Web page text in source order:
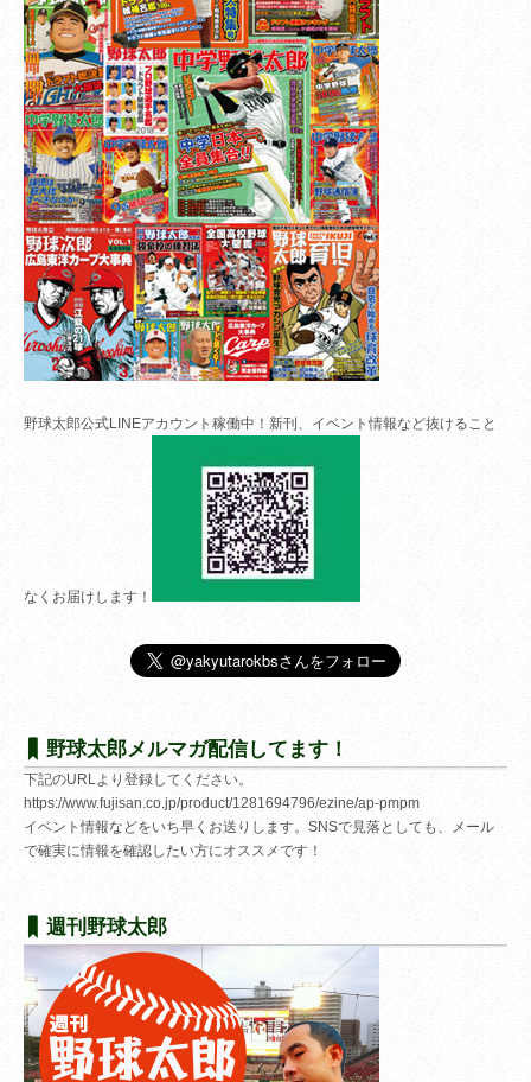
野球太郎公式LINEアカウント稼働中！新刊、イベント情報など抜けること
なくお届けします！
野球太郎メルマガ配信してます！
下記のURLより登録してください。
https://www.fujisan.co.jp/product/1281694796/ezine/ap-pmpm
イベント情報などをいち早くお送りします。SNSで見落としても、メール
で確実に情報を確認したい方にオススメです！
週刊野球太郎